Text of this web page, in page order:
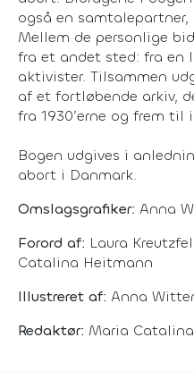
også en
Mellem de personlige
fra et andet sted: fra en
aktivister. Tilsammen
af et fortløbende arkiv,
fra 1930’erne og frem til
Bogen udgives i
abort i Danmark.
Omslagsgrafiker: Anna
Forord af: Laura
Catalina Heitmann
Illustreret af: Anna
Redaktør: Maria